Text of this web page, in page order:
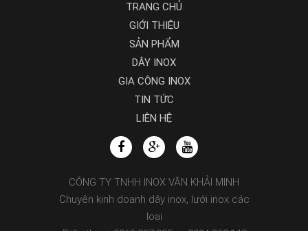
TRANG CHỦ
GIỚI THIỆU
SẢN PHẨM
DÂY INOX
GIA CÔNG INOX
TIN TỨC
LIÊN HỆ
CÔNG TY TNHH INOX VĂN KHẢI MINH
Chuyên kinh doanh dây inox, lưới inox các
loại